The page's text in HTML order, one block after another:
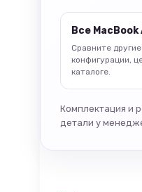
Все MacBook
Сравните
конфигурации,
каталоге.
Комплектация и
детали у